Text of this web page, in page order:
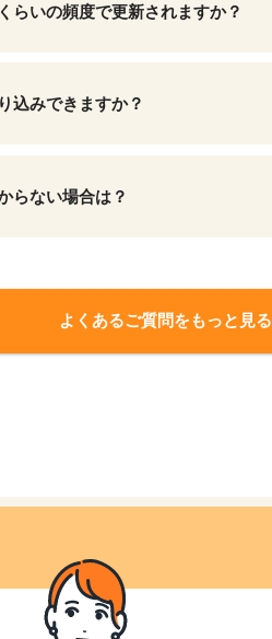
らいの頻度で更新されますか？
込みできますか？
らない場合は？
よくあるご質問をもっと見る
17,033 件